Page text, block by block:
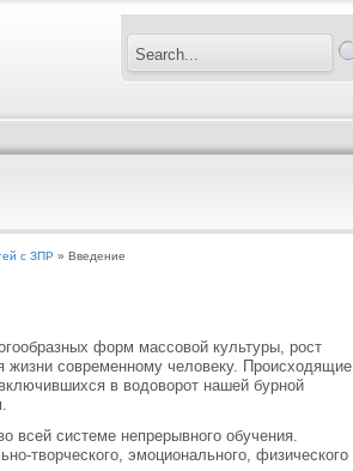
с ЗПР » Введение
форм массовой культуры, рост
современному человеку. Происходящие
в водоворот нашей бурной
всей системе непрерывного обучения.
творческого, эмоционального, физического